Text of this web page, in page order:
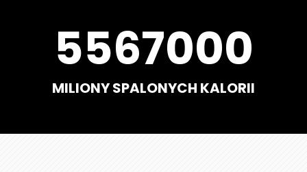
5567000
MILIONY SPALONYCH KALORII